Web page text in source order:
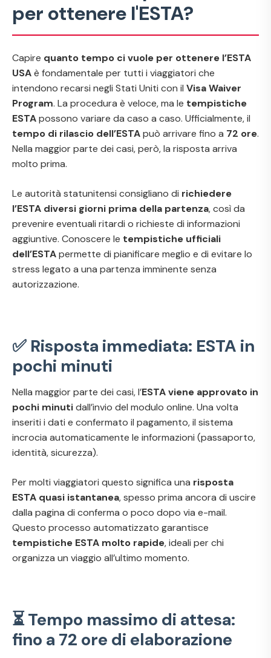
per ottenere l'ESTA?
Capire quanto tempo ci vuole per ottenere l’ESTA
USAè fondamentale per tutti i viaggiatori che
intendono recarsi negli Stati Uniti con il Visa Waiver
Program. La procedura è veloce, ma le tempistiche
ESTApossono variare da caso a caso. Ufficialmente, il
tempo di rilascio dell’ESTApuò arrivare fino a 72 ore.
Nella maggior parte dei casi, però, la risposta arriva
molto prima.
Le autorità statunitensi consigliano di richiedere
l’ESTA diversi giorni prima della partenza, così da
prevenire eventuali ritardi o richieste di informazioni
aggiuntive. Conoscere le tempistiche ufficiali
dell’ESTApermette di pianificare meglio e di evitare lo
stress legato a una partenza imminente senza
autorizzazione.
✅ Risposta immediata: ESTA in
pochi minuti
Nella maggior parte dei casi, l’ESTA viene approvato in
pochi minutidall’invio del modulo online. Una volta
inseriti i dati e confermato il pagamento, il sistema
incrocia automaticamente le informazioni (passaporto,
identità, sicurezza).
Per molti viaggiatori questo significa una risposta
ESTA quasi istantanea, spesso prima ancora di uscire
dalla pagina di conferma o poco dopo via e-mail.
Questo processo automatizzato garantisce
tempistiche ESTA molto rapide, ideali per chi
organizza un viaggio all’ultimo momento.
⏳ Tempo massimo di attesa:
fino a 72 ore di elaborazione